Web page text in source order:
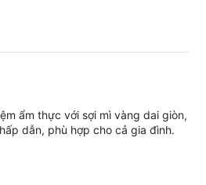
ẩm thực với sợi mì vàng dai giòn,
dẫn, phù hợp cho cả gia đình.